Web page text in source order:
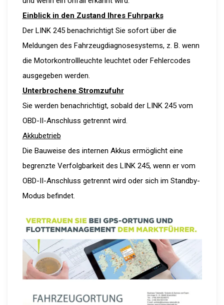
Einblick in den Zustand Ihres Fuhrparks
Der LINK 245 benach­richtigt Sie sofort über die
Meldungen des Fahrzeug­dia­gno­se­systems, z. B. wenn
die Motor­kon­troll­leuchte leuchtet oder Fehlercodes
ausgegeben werden.
Unter­bro­chene Stromzufuhr
Sie werden benach­richtigt, sobald der LINK 245 vom
OBD-I­I-An­schluss getrennt wird.
Akkubetrieb
Die Bauweise des internen Akkus ermöglicht eine
begrenzte Verfolg­barkeit des LINK 245, wenn er vom
OBD-I­I-An­schluss getrennt wird oder sich im Stand­by­-
Modus befindet.